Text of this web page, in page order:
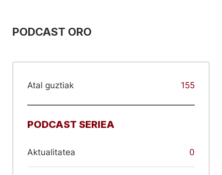
PODCAST ORO
Atal guztiak 155
PODCAST SERIEA
Aktualitatea 0